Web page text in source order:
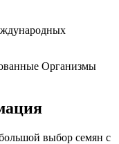
Организмы
выбор семян с